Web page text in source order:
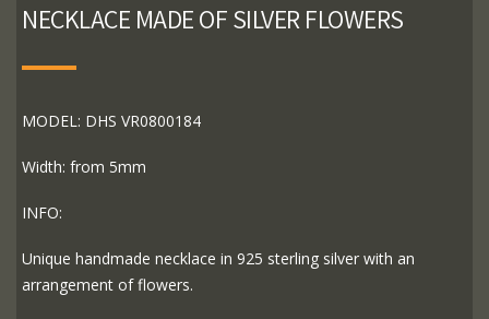
NECKLACE MADE OF SILVER FLOWERS
MODEL: DHS VR0800184
Width: from 5mm
INFO:
Unique handmade necklace in 925 sterling silver with an
arrangement of flowers.